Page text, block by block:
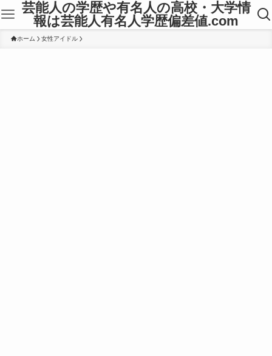
芸能人の学歴や有名人の高校・大学情
報は芸能人有名人学歴偏差値.com
ホーム 女性アイドル